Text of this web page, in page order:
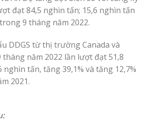
đạt 84,5 nghìn tấn; 15,6 nghìn tấn
9 tháng năm 2022.
DDGS từ thị trường Canada và
năm 2022 lần lượt đạt 51,8
nghìn tấn, tăng 39,1% và tăng 12,7%
2021.